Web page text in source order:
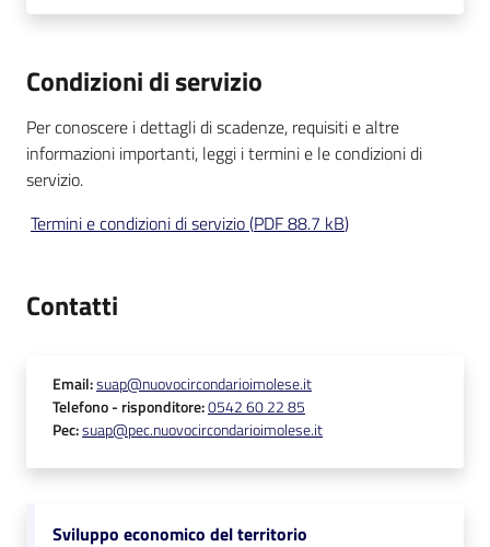
Condizioni di servizio
Per conoscere i dettagli di scadenze, requisiti e altre
informazioni importanti, leggi i termini e le condizioni di
servizio.
Termini e condizioni di servizio(PDF88.7 kB)
Contatti
Email:suap@nuovocircondarioimolese.it
Telefono- risponditore:0542 60 22 85
Pec:suap@pec.nuovocircondarioimolese.it
Sviluppo economico del territorio